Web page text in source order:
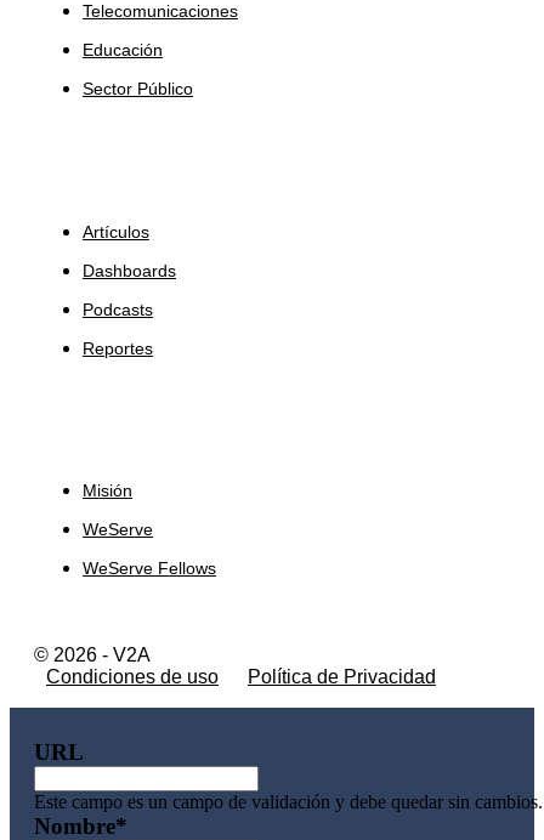
Telecomunicaciones
Educación
Sector Público
Artículos
Dashboards
Podcasts
Reportes
Misión
WeServe
WeServe Fellows
© 2026 - V2A
Condiciones de uso
Política de Privacidad
URL
Este campo es un campo de validación y debe quedar sin cambios.
Nombre*